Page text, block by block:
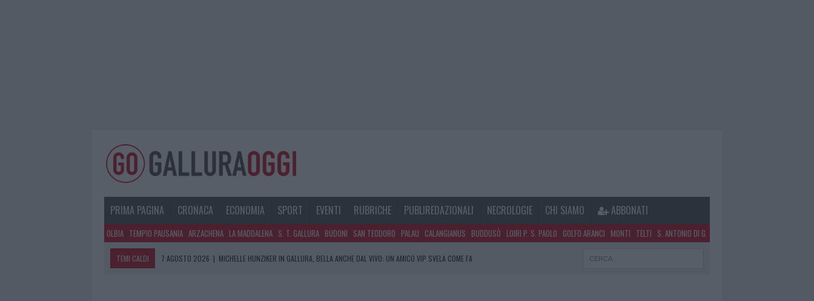
PRIMA PAGINA CRONACA ECONOMIA SPORT EVENTI RUBRICHE PUBLIREDAZIONALI NECROLOGIE CHI SIAMO ABBONATI
OLBIA TEMPIO PAUSANIA ARZACHENA LA MADDALENA S. T. GALLURA BUDONI SAN TEODORO PALAU CALANGIANUS BUDDUSÒ LOIRI P. S. PAOLO GOLFO ARANCI MONTI TELTI S. ANTONIO DI G.
TEMI CALDI 7 AGOSTO 2026 | MICHELLE HUNZIKER IN GALLURA, BELLA ANCHE DAL VIVO: UN AMICO VIP SVELA COME FA